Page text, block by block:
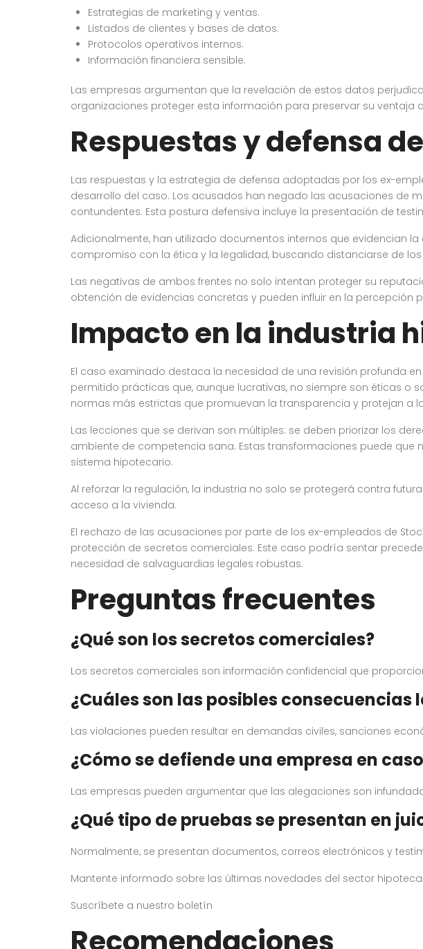
Estrategias de marketing y ventas.
Listados de clientes y bases de datos.
Protocolos operativos internos.
Información financiera sensible.
Las empresas argumentan que la revelación de estos datos
organizaciones proteger esta información para preservar su ventaja
Respuestas y defensa
Las respuestas y la estrategia de defensa adoptadas por los ex-
desarrollo del caso. Los acusados han negado las acusaciones de
contundentes. Esta postura defensiva incluye la presentación de
Adicionalmente, han utilizado documentos internos que evidencian
compromiso con la ética y la legalidad, buscando distanciarse de
Las negativas de ambos frentes no solo intentan proteger su
obtención de evidencias concretas y pueden influir en la percepción
Impacto en la industria
El caso examinado destaca la necesidad de una revisión profunda
permitido prácticas que, aunque lucrativas, no siempre son éticas
normas más estrictas que promuevan la transparencia y protejan a
Las lecciones que se derivan son múltiples: se deben priorizar los
ambiente de competencia sana. Estas transformaciones puede que
sistema hipotecario.
Al reforzar la regulación, la industria no solo se protegerá contra
acceso a la vivienda.
El rechazo de las acusaciones por parte de los ex-empleados de
protección de secretos comerciales. Este caso podría sentar
necesidad de salvaguardias legales robustas.
Preguntas frecuentes
¿Qué son los secretos comerciales?
Los secretos comerciales son información confidencial que
¿Cuáles son las posibles
Las violaciones pueden resultar en demandas civiles, sanciones
¿Cómo se defiende una empresa en
Las empresas pueden argumentar que las alegaciones son
¿Qué tipo de pruebas se presentan en
Normalmente, se presentan documentos, correos electrónicos y
Mantente informado sobre las últimas novedades del sector
Suscríbete a nuestro boletín